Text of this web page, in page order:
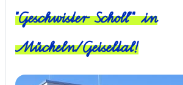
"Geschwister Scholl"" in
Mücheln/Geiseltal!